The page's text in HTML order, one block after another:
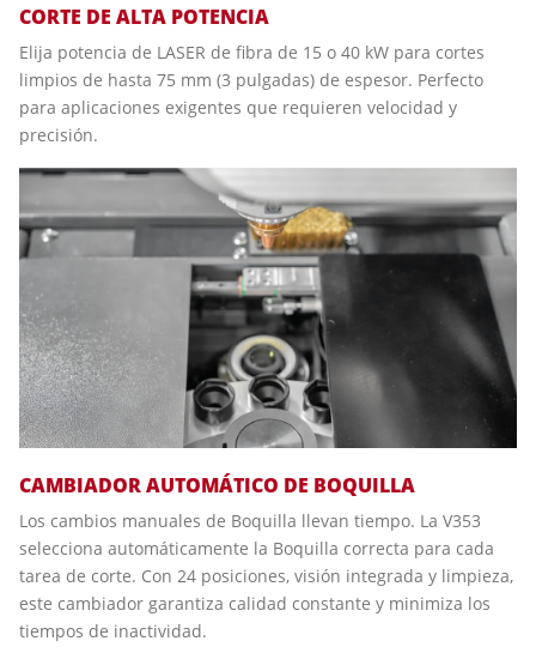
CAMBIADOR AUTOMÁTICO DE BOQUILLA
Los cambios manuales de Boquilla llevan tiempo. La V353
selecciona automáticamente la Boquilla correcta para cada
tarea de corte. Con 24 posiciones, visión integrada y limpieza,
este cambiador garantiza calidad constante y minimiza los
tiempos de inactividad.
CORTE DE ALTA POTENCIA
Elija potencia de LASER de fibra de 15 o 40 kW para cortes
limpios de hasta 75 mm (3 pulgadas) de espesor. Perfecto
para aplicaciones exigentes que requieren velocidad y
precisión.